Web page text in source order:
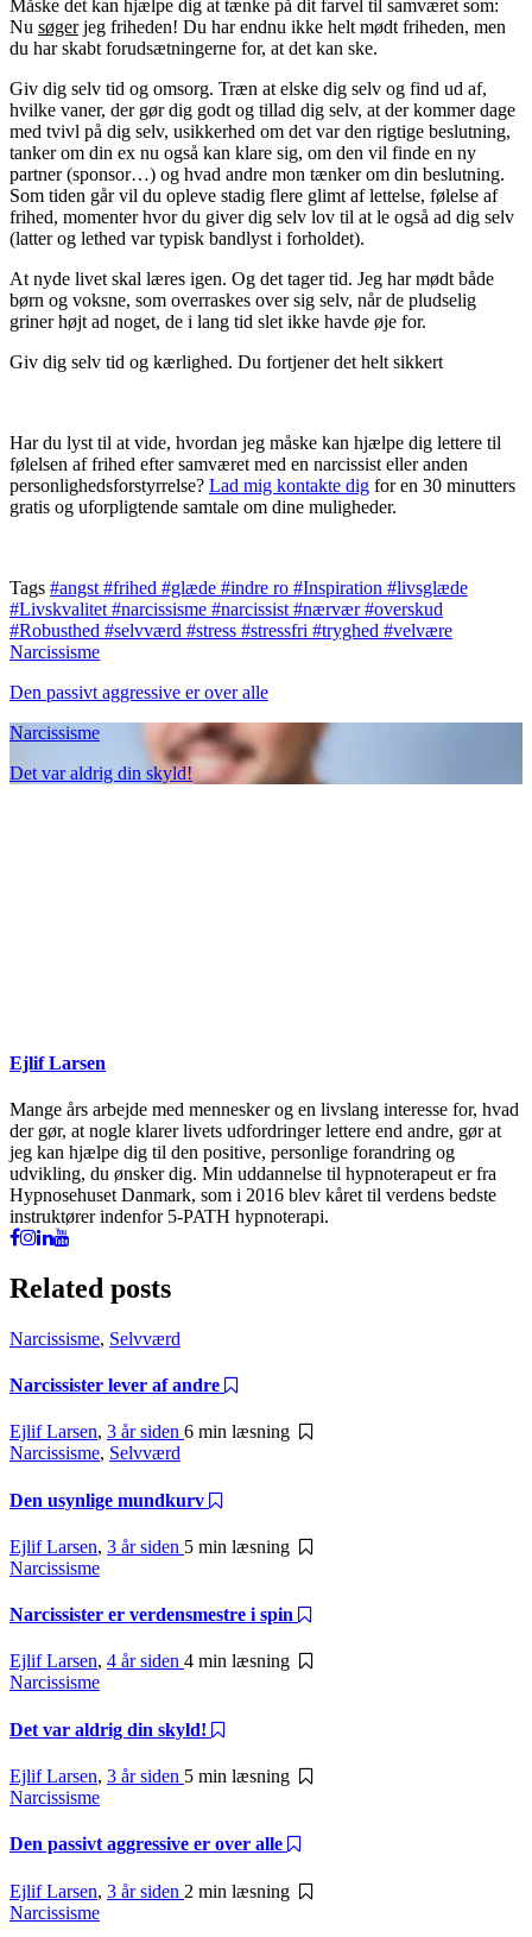
Måske det kan hjælpe dig at tænke på dit farvel til samværet som:
Nu søgerjeg friheden! Du har endnu ikke helt mødt friheden, men
du har skabt forudsætningerne for, at det kan ske.
Giv dig selv tid og omsorg. Træn at elske dig selv og find ud af,
hvilke vaner, der gør dig godt og tillad dig selv, at der kommer dage
med tvivl på dig selv, usikkerhed om det var den rigtige beslutning,
tanker om din ex nu også kan klare sig, om den vil finde en ny
partner (sponsor…) og hvad andre mon tænker om din beslutning.
Som tiden går vil du opleve stadig flere glimt af lettelse, følelse af
frihed, momenter hvor du giver dig selv lov til at le også ad dig selv
(latter og lethed var typisk bandlyst i forholdet).
At nyde livet skal læres igen. Og det tager tid. Jeg har mødt både
børn og voksne, som overraskes over sig selv, når de pludselig
griner højt ad noget, de i lang tid slet ikke havde øje for.
Giv dig selv tid og kærlighed. Du fortjener det helt sikkert
Har du lyst til at vide, hvordan jeg måske kan hjælpe dig lettere til
følelsen af frihed efter samværet med en narcissist eller anden
personlighedsforstyrrelse? Lad mig kontakte dig for en 30 minutters
gratis og uforpligtende samtale om dine muligheder.
Tags #angst #frihed #glæde #indre ro #Inspiration #livsglæde
#Livskvalitet #narcissisme #narcissist #nærvær#overskud
#Robusthed #selvværd #stress #stressfri #tryghed #velvære
Narcissisme
Den passivt aggressive er over alle
Narcissisme
Det var aldrig din skyld!
Ejlif Larsen
Mange års arbejde med mennesker og en livslang interesse for, hvad
der gør, at nogle klarer livets udfordringer lettere end andre, gør at
jeg kan hjælpe dig til den positive, personlige forandring og
udvikling, du ønsker dig. Min uddannelse til hypnoterapeut er fra
Hypnosehuset Danmark, som i 2016 blev kåret til verdens bedste
instruktører indenfor 5-PATH hypnoterapi.
Related posts
Narcissisme, Selvværd
Narcissister lever af andre
Ejlif Larsen, 3 år siden 6 min læsning
Narcissisme, Selvværd
Den usynlige mundkurv
Ejlif Larsen, 3 år siden 5 min læsning
Narcissisme
Narcissister er verdensmestre i spin
Ejlif Larsen, 4 år siden 4 min læsning
Narcissisme
Det var aldrig din skyld!
Ejlif Larsen, 3 år siden 5 min læsning
Narcissisme
Den passivt aggressive er over alle
Ejlif Larsen, 3 år siden 2 min læsning
Narcissisme